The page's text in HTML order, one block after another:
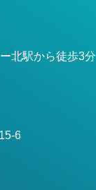
北駅から徒歩3分
6